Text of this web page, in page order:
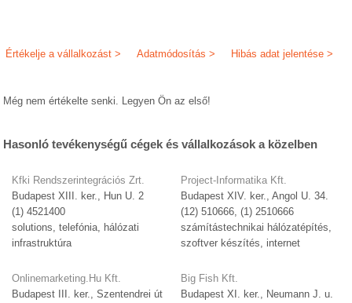
Hibás adat jelentése >
Adatmódosítás >
Értékelje a vállalkozást >
Még nem értékelte senki. Legyen Ön az első!
Hasonló tevékenységű cégek és vállalkozások a közelben
Kfki Rendszerintegrációs Zrt.
Budapest XIII. ker., Hun U. 2
(1) 4521400
solutions, telefónia, hálózati
infrastruktúra
Onlinemarketing.Hu Kft.
Budapest III. ker., Szentendrei út
Project-Informatika Kft.
Budapest XIV. ker., Angol U. 34.
(12) 510666, (1) 2510666
számítástechnikai hálózatépítés,
szoftver készítés, internet
Big Fish Kft.
Budapest XI. ker., Neumann J. u.